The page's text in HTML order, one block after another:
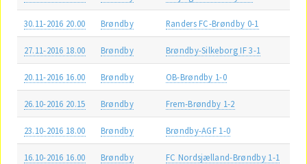
30.11-2016 20.00 Brøndby Randers FC-Brøndby 0-1
27.11-2016 18.00 Brøndby Brøndby-Silkeborg IF 3-1
20.11-2016 16.00 Brøndby OB-Brøndby 1-0
26.10-2016 20.15 Brøndby Frem-Brøndby 1-2
23.10-2016 18.00 Brøndby Brøndby-AGF 1-0
16.10-2016 16.00 Brøndby FC Nordsjælland-Brøndby 1-1